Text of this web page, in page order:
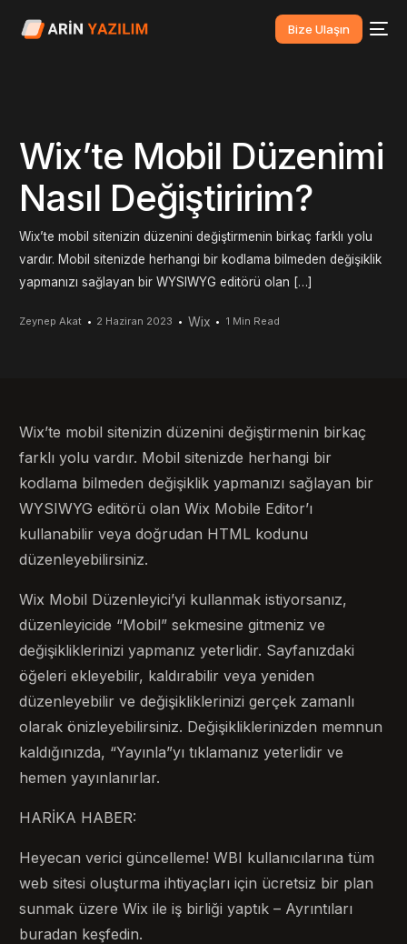
Bize Ulaşın
Wix’te Mobil Düzenimi
Nasıl Değiştiririm?
Wix’te mobil sitenizin düzenini değiştirmenin birkaç farklı yolu
vardır. Mobil sitenizde herhangi bir kodlama bilmeden değişiklik
yapmanızı sağlayan bir WYSIWYG editörü olan […]
Zeynep Akat 2 Haziran 2023 Wix 1 Min Read
Wix’te mobil sitenizin düzenini değiştirmenin birkaç
farklı yolu vardır. Mobil sitenizde herhangi bir
kodlama bilmeden değişiklik yapmanızı sağlayan bir
WYSIWYG editörü olan Wix Mobile Editor’ı
kullanabilir veya doğrudan HTML kodunu
düzenleyebilirsiniz.
Wix Mobil Düzenleyici’yi kullanmak istiyorsanız,
düzenleyicide “Mobil” sekmesine gitmeniz ve
değişikliklerinizi yapmanız yeterlidir. Sayfanızdaki
öğeleri ekleyebilir, kaldırabilir veya yeniden
düzenleyebilir ve değişikliklerinizi gerçek zamanlı
olarak önizleyebilirsiniz. Değişikliklerinizden memnun
kaldığınızda, “Yayınla”yı tıklamanız yeterlidir ve
hemen yayınlanırlar.
HARİKA HABER:
Heyecan verici güncelleme! WBI kullanıcılarına tüm
web sitesi oluşturma ihtiyaçları için ücretsiz bir plan
sunmak üzere Wix ile iş birliği yaptık – Ayrıntıları
buradan keşfedin.